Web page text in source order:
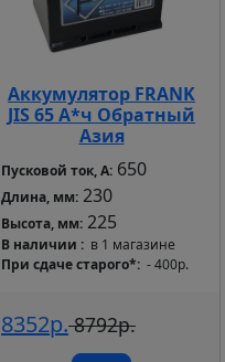
Аккумулятор FRANK
JIS 65 А*ч Обратный
Азия
Пусковой ток, А: 650
Длина, мм: 230
Высота, мм: 225
В наличии
в 1 магазине
При сдаче старого* - 400р.
8352р.8792р.